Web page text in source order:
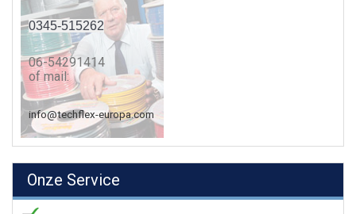
0345-515262
06-54291414
of mail:
info@techflex-europa.com
Onze Service